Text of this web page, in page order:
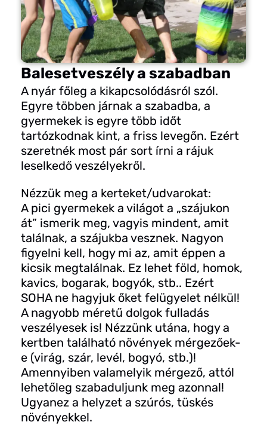
Balesetveszély a szabadban
A nyár főleg a kikapcsolódásról szól.
Egyre többen járnak a szabadba, a
gyermekek is egyre több időt
tartózkodnak kint, a friss levegőn. Ezért
szeretnék most pár sort írni a rájuk
leselkedő veszélyekről.
Nézzük meg a kerteket/udvarokat:
A pici gyermekek a világot a „szájukon
át” ismerik meg, vagyis mindent, amit
találnak, a szájukba vesznek. Nagyon
figyelni kell, hogy mi az, amit éppen a
kicsik megtalálnak. Ez lehet föld, homok,
kavics, bogarak, bogyók, stb.. Ezért
SOHA ne hagyjuk őket felügyelet nélkül!
A nagyobb méretű dolgok fulladás
veszélyesek is! Nézzünk utána, hogy a
kertben található növények mérgezőek-
e (virág, szár, levél, bogyó, stb.)!
Amennyiben valamelyik mérgező, attól
lehetőleg szabaduljunk meg azonnal!
Ugyanez a helyzet a szúrós, tüskés
növényekkel.